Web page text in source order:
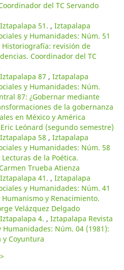
del TC Servando
51. , Iztapalapa
y Humanidades: Núm. 51
Historiografía: revisión de
Coordinador del TC
87 , Iztapalapa
y Humanidades: Núm.
87: ¿Gobernar mediante
de la gobernanza
en México y América
Leónard (segundo semestre)
58 , Iztapalapa
y Humanidades: Núm. 58
de la Poética.
Trueba Atienza
41. , Iztapalapa
y Humanidades: Núm. 41
y Renacimiento.
Velázquez Delgado
4. , Iztapalapa Revista
Humanidades: Núm. 04 (1981):
y Coyuntura